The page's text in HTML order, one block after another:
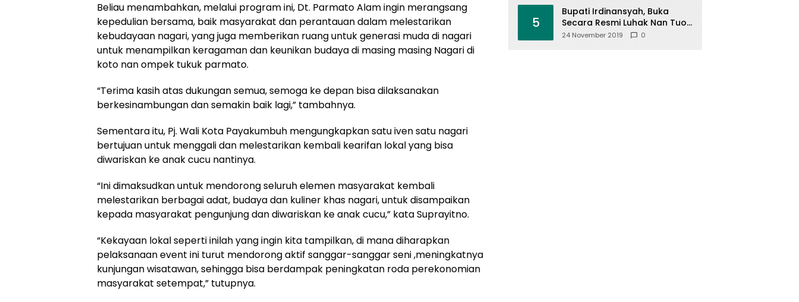
Beliau menambahkan, melalui program ini, Dt. Parmato Alam ingin merangsang
kepedulian bersama, baik masyarakat dan perantauan dalam melestarikan
kebudayaan nagari, yang juga memberikan ruang untuk generasi muda di nagari
untuk menampilkan keragaman dan keunikan budaya di masing masing Nagari di
koto nan ompek tukuk parmato.
“Terima kasih atas dukungan semua, semoga ke depan bisa dilaksanakan
berkesinambungan dan semakin baik lagi,” tambahnya.
Sementara itu, Pj. Wali Kota Payakumbuh mengungkapkan satu iven satu nagari
bertujuan untuk menggali dan melestarikan kembali kearifan lokal yang bisa
diwariskan ke anak cucu nantinya.
“Ini dimaksudkan untuk mendorong seluruh elemen masyarakat kembali
melestarikan berbagai adat, budaya dan kuliner khas nagari, untuk disampaikan
kepada masyarakat pengunjung dan diwariskan ke anak cucu,” kata Suprayitno.
“Kekayaan lokal seperti inilah yang ingin kita tampilkan, di mana diharapkan
pelaksanaan event ini turut mendorong aktif sanggar-sanggar seni ,meningkatnya
kunjungan wisatawan, sehingga bisa berdampak peningkatan roda perekonomian
masyarakat setempat,” tutupnya.
5
Bupati Irdinansyah, Buka
Secara Resmi Luhak Nan Tuo
Wirabraja Adventure Offroad
24 November 2019 0